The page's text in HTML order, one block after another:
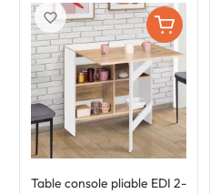
Table console pliable EDI 2-
favorite_border